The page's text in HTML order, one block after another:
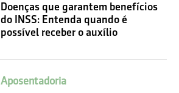
Doenças que garantem benefícios
do INSS: Entenda quando é
possível receber o auxílio
Aposentadoria